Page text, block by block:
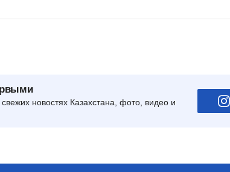
новостях Казахстана, фото, видео и